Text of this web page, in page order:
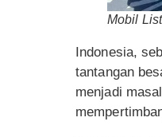
Mobil
Indonesia,
tantangan
menjadi